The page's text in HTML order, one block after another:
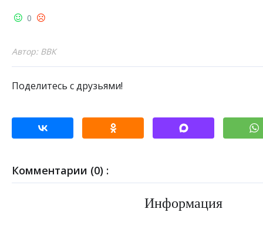
0
Автор: ВВК
Поделитесь с друзьями!
Комментарии (0) :
Информация